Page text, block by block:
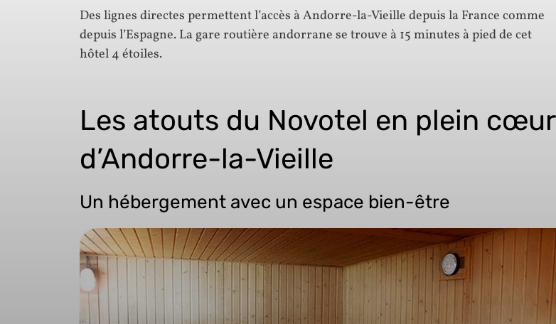
Des lignes directes permettent l’accès à Andorre-la-Vieille depuis la France comme
depuis l’Espagne. La gare routière andorrane se trouve à 15 minutes à pied de cet
hôtel 4 étoiles.
Les atouts du Novotel en plein cœur
d’Andorre-la-Vieille
Un hébergement avec un espace bien-être